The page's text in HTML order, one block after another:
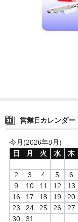
消毒薬・用品
スタジオ用品
お問い合わせ
特商法にもとづく表記
カート
営業日カレンダー
今月(2026年8月)
日
月 火 水 木
2
3 4 5 6
9
10 11 12 13
16
17 18 19 20
23
24 25 26 27
30
31